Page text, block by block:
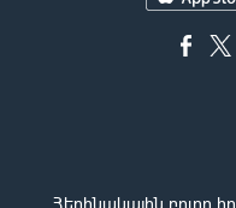
Հեղինակային բոլոր